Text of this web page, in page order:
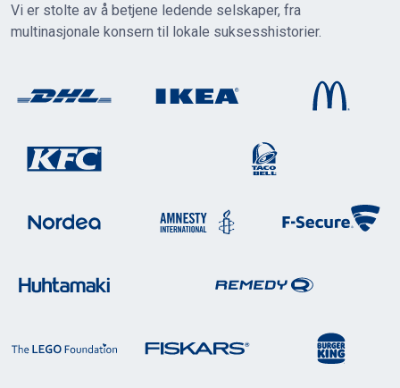
Vi er stolte av å betjene ledende selskaper, fra
multinasjonale konsern til lokale suksesshistorier.